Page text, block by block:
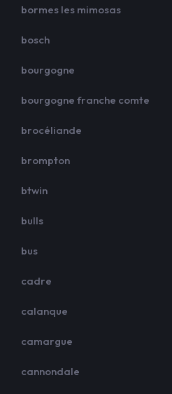
bormes les mimosas
bosch
bourgogne
bourgogne franche comte
brocéliande
brompton
btwin
bulls
bus
cadre
calanque
camargue
cannondale